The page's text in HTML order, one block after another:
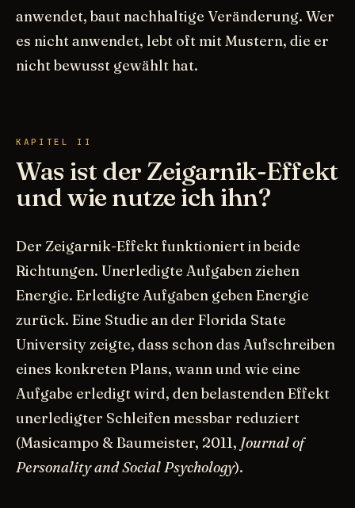
anwendet, baut nachhaltige Veränderung. Wer
es nicht anwendet, lebt oft mit Mustern, die er
nicht bewusst gewählt hat.
KAPITEL II
Was ist der Zeigarnik-Effekt
und wie nutze ich ihn?
Der Zeigarnik-Effekt funktioniert in beide
Richtungen. Unerledigte Aufgaben ziehen
Energie. Erledigte Aufgaben geben Energie
zurück. Eine Studie an der Florida State
University zeigte, dass schon das Aufschreiben
eines konkreten Plans, wann und wie eine
Aufgabe erledigt wird, den belastenden Effekt
unerledigter Schleifen messbar reduziert
(Masicampo & Baumeister, 2011, Journal of
Personality and Social Psychology).